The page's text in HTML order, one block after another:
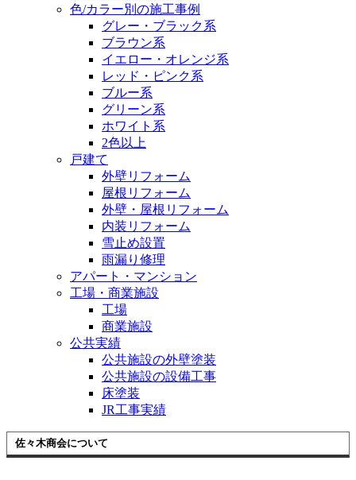
色/カラー別の施工事例
グレー・ブラック系
ブラウン系
イエロー・オレンジ系
レッド・ピンク系
ブルー系
グリーン系
ホワイト系
2色以上
戸建て
外壁リフォーム
屋根リフォーム
外壁・屋根リフォーム
内装リフォーム
雪止め設置
雨漏り修理
アパート・マンション
工場・商業施設
工場
商業施設
公共実績
公共施設の外壁塗装
公共施設の設備工事
床塗装
JR工事実績
佐々木商会について